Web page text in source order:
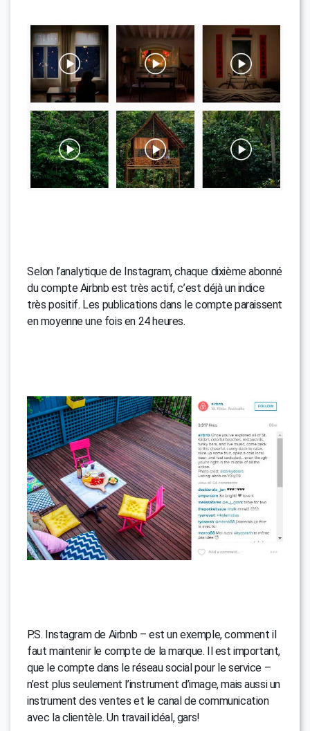
Selon l’analytique de Instagram, chaque dixième abonné
du compte Airbnb est très actif, c’est déjà un indice
très positif. Les publications dans le compte paraissent
en moyenne une fois en 24 heures.
P.S. Instagram de Airbnb – est un exemple, comment il
faut maintenir le compte de la marque. Il est important,
que le compte dans le réseau social pour le service –
n’est plus seulement l’instrument d’image, mais aussi un
instrument des ventes et le canal de communication
avec la clientèle. Un travail idéal, gars!